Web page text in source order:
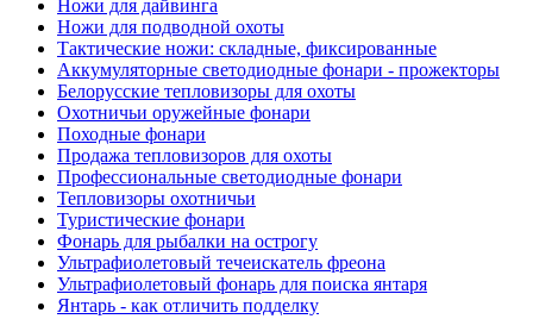
Ножи для дайвинга
Ножи для подводной охоты
Тактические ножи: складные, фиксированные
Аккумуляторные светодиодные фонари - прожекторы
Белорусские тепловизоры для охоты
Охотничьи оружейные фонари
Походные фонари
Продажа тепловизоров для охоты
Профессиональные светодиодные фонари
Тепловизоры охотничьи
Туристические фонари
Фонарь для рыбалки на острогу
Ультрафиолетовый течеискатель фреона
Ультрафиолетовый фонарь для поиска янтаря
Янтарь - как отличить подделку